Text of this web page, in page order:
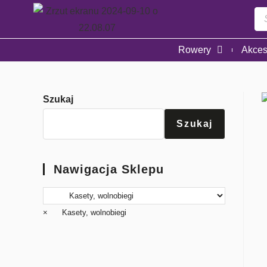
Rowery
Szukaj
Szukaj
Nawigacja Sklepu
× Kasety, wolnobiegi